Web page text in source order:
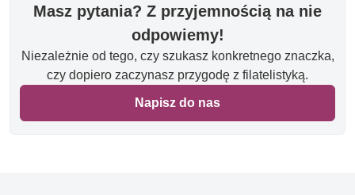
Masz pytania? Z przyjemnością na nie
odpowiemy!
Niezależnie od tego, czy szukasz konkretnego znaczka,
czy dopiero zaczynasz przygodę z filatelistyką.
Napisz do nas